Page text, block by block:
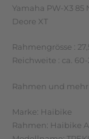
Yamaha PW-X3 85
Deore XT
Rahmengrösse :
Reichweite : ca.
Rahmen und mehr
Marke: Haibike
Rahmen: Haibike